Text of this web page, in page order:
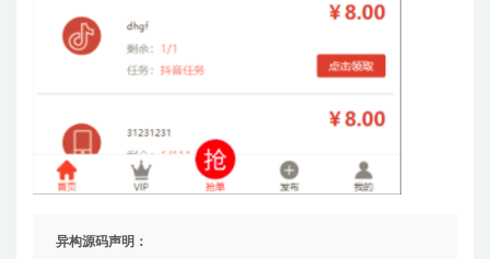
异构源码声明：